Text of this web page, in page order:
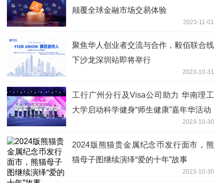
颠覆全球金融市场交易体验
2023-11-01
聚焦华人创业者交流与合作，毅佰联合线
下沙龙深圳站即将举行
2023-10-31
工行广州分行及Visa公司助力 华南理工
大学启动科学健身“师生健康”嘉年华活动
2023-10-30
2024版熊猫贵金属纪念币发行面市，熊
猫母子图继续演绎“爱的十年”故事
2023-10-30